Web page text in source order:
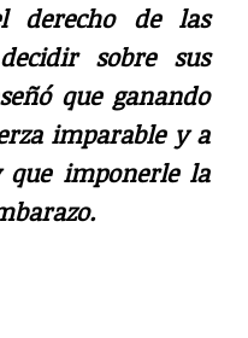
derecho de las
sobre sus
que ganando
imparable y a
que imponerle la